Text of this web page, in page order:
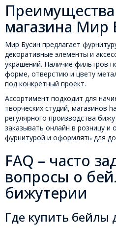
магазина Мир
Мир Бусин предлагает
декоративные элементы и
украшений. Наличие фильтров
форме, отверстию и цвету
под конкретный проект.
Ассортимент подходит для
творческих студий, магазинов
регулярного производства
заказывать онлайн в розницу и
фурнитурой и оформлять для
FAQ – часто
вопросы о
бижутерии
Где купить бейлы